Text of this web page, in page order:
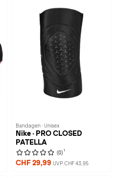
Bandagen · Unisex
Nike · PRO CLOSED
PATELLA
(0) 1
CHF 29,99 UVP CHF 43,95